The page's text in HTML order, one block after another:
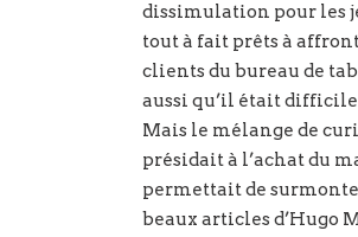
dissimulation pour les
tout à fait prêts à
clients du bureau de
aussi qu’il était
Mais le mélange de
présidait à l’achat du
permettait de
beaux articles d’Hugo